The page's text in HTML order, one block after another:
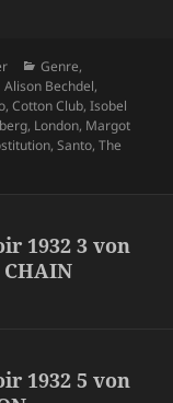
Kategorien
Genre,
Schlagwörter
Alison Bechdel,
,Cotton Club,Isobel
, London, Margot
,Santo,The
1932 3 von
CHAIN
1932 5 von